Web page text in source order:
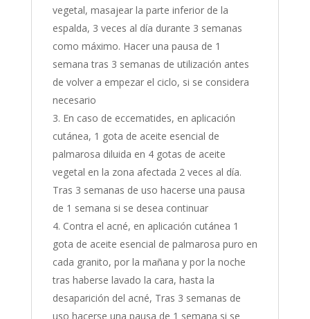
vegetal, masajear la parte inferior de la
espalda, 3 veces al día durante 3 semanas
como máximo. Hacer una pausa de 1
semana tras 3 semanas de utilización antes
de volver a empezar el ciclo, si se considera
necesario
En caso de eccematides, en aplicación
cutánea, 1 gota de aceite esencial de
palmarosa diluida en 4 gotas de aceite
vegetal en la zona afectada 2 veces al día.
Tras 3 semanas de uso hacerse una pausa
de 1 semana si se desea continuar
Contra el acné, en aplicación cutánea 1
gota de aceite esencial de palmarosa puro en
cada granito, por la mañana y por la noche
tras haberse lavado la cara, hasta la
desaparición del acné, Tras 3 semanas de
uso hacerse una pausa de 1 semana si se